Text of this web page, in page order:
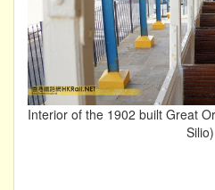
Interior of the 1902 built Great
Silio)